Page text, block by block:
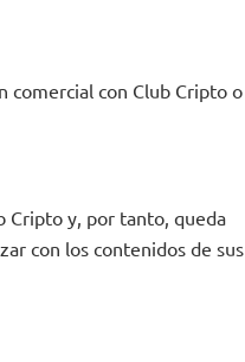
comercial con Club Cripto o
Cripto y, por tanto, queda
con los contenidos de sus